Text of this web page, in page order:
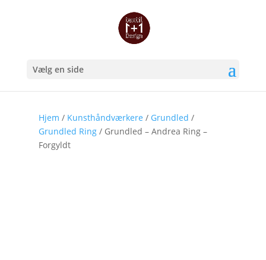
Vælg en side
Hjem / Kunsthåndværkere / Grundled /
Grundled Ring/ Grundled – Andrea Ring –
Forgyldt